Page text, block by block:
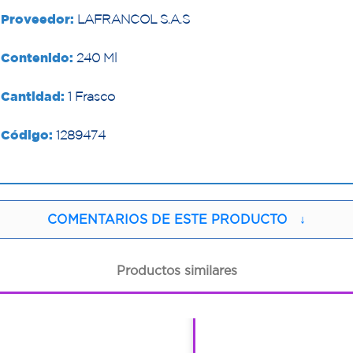
Proveedor: LAFRANCOL S.A.S
Contenido: 240 Ml
Cantidad: 1 Frasco
Código: 1289474
COMENTARIOS DE ESTE PRODUCTO ↓
Productos similares